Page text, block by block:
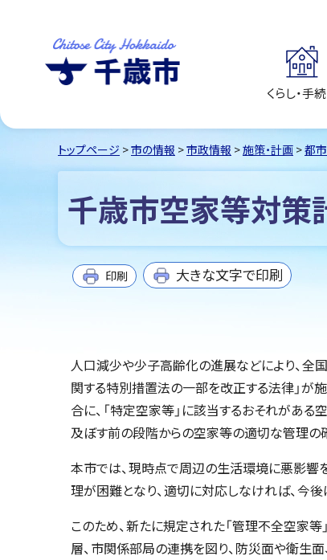
くらし・手
トップページ >市の情報 >市政情報 >施策・計画 >都
千歳市空家等対策
印刷 大きな文字で印刷
人口減少や少子高齢化の進展などにより、全
関する特別措置法の一部を改正する法律」が
合に、「特定空家等」に該当するおそれがあ
及ぼす前の段階からの空家等の適切な管理の
本市では、現時点で周辺の生活環境に悪影響
理が困難となり、適切に対応しなければ、今
このため、新たに規定された「管理不全空家
層、市関係部局の連携を図り、防災面や衛生